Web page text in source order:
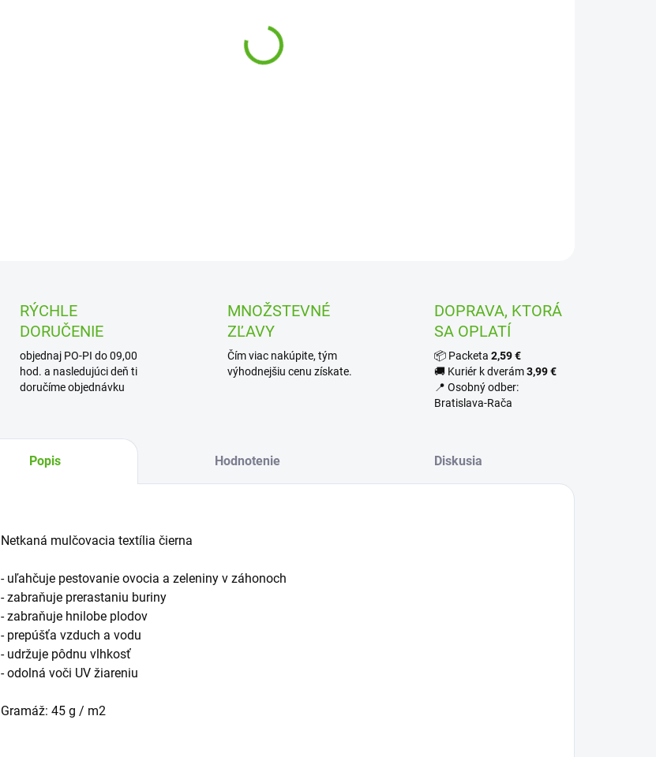
- zabraňuje hnilobe plodov
- prepúšťa vzduch a vodu
RÝCHLE
DORUČENIE
objednaj PO-PI do 09,00
hod. a nasledujúci deň ti
doručíme objednávku
MNOŽSTEVNÉ
ZĽAVY
Čím viac nakúpite, tým
výhodnejšiu cenu získate.
DOPRAVA, KTORÁ
SA OPLATÍ
📦 Packeta2,59 €
🚚 Kuriér k dverám3,99 €
📍 Osobný odber:
Bratislava-Rača
Popis Hodnotenie Diskusia
Netkaná mulčovacia textília čierna
- uľahčuje pestovanie ovocia a zeleniny v záhonoch
- zabraňuje prerastaniu buriny
- zabraňuje hnilobe plodov
- prepúšťa vzduch a vodu
- udržuje pôdnu vlhkosť
- odolná voči UV žiareniu
Gramáž: 45 g / m2